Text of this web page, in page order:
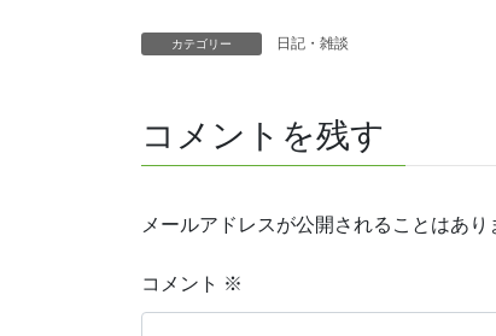
カテゴリー 日記・雑談
コメントを残す
メールアドレスが公開されることはあり
コメント ※